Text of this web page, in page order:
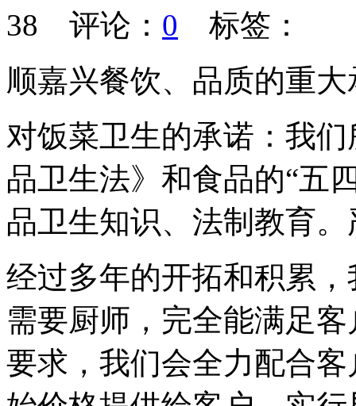
38 评论： 0 标签：
顺嘉兴餐饮、品质的重大
对饭菜卫生的承诺：我
品卫生法》和食品的“五
品卫生知识、法制教育
经过多年的开拓和积累
需要厨师，完全能满足
要求，我们会全力配合